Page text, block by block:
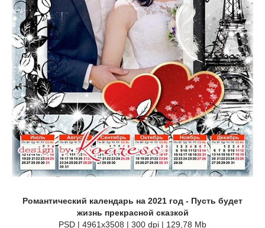
Романтический календарь на 2021 год - Пусть будет
жизнь прекрасной сказкой
PSD | 4961x3508 | 300 dpi | 129,78 Mb